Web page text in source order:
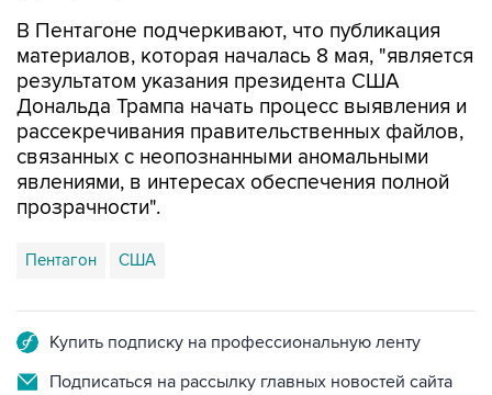
В Пентагоне подчеркивают, что публикация
материалов, которая началась 8 мая, "является
результатом указания президента США
Дональда Трампа начать процесс выявления и
рассекречивания правительственных файлов,
связанных с неопознанными аномальными
явлениями, в интересах обеспечения полной
прозрачности".
Пентагон США
Купить подписку на профессиональную ленту
Подписаться на рассылку главных новостей сайта